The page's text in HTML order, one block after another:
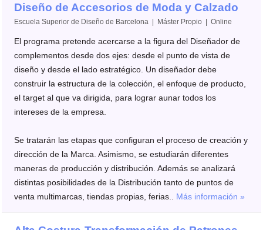
Diseño de Accesorios de Moda y Calzado
Escuela Superior de Diseño de Barcelona | Máster Propio | Online
El programa pretende acercarse a la figura del Diseñador de
complementos desde dos ejes: desde el punto de vista de
diseño y desde el lado estratégico. Un diseñador debe
construir la estructura de la colección, el enfoque de producto,
el target al que va dirigida, para lograr aunar todos los
intereses de la empresa.
Se tratarán las etapas que configuran el proceso de creación y
dirección de la Marca. Asimismo, se estudiarán diferentes
maneras de producción y distribución. Además se analizará
distintas posibilidades de la Distribución tanto de puntos de
venta multimarcas, tiendas propias, ferias.. Más información »